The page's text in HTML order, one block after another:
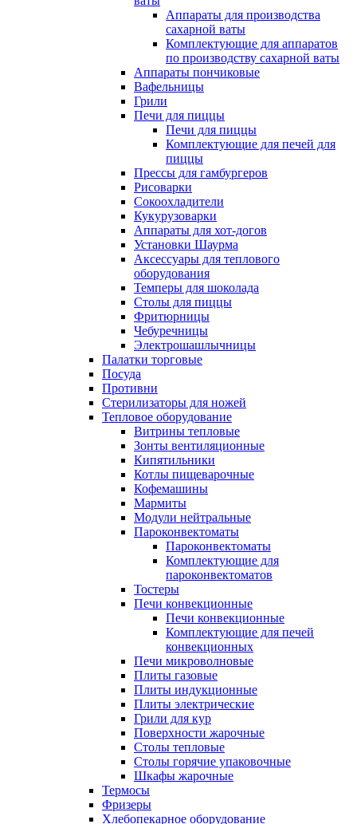
Аппараты для производства
сахарной ваты
Комплектующие для аппаратов
по производству сахарной ваты
Аппараты пончиковые
Вафельницы
Грили
Печи для пиццы
Печи для пиццы
Комплектующие для печей для
пиццы
Прессы для гамбургеров
Рисоварки
Сокоохладители
Кукурузоварки
Аппараты для хот-догов
Установки Шаурма
Аксессуары для теплового
оборудования
Темперы для шоколада
Столы для пиццы
Фритюрницы
Чебуречницы
Электрошашлычницы
Палатки торговые
Посуда
Противни
Стерилизаторы для ножей
Тепловое оборудование
Витрины тепловые
Зонты вентиляционные
Кипятильники
Котлы пищеварочные
Кофемашины
Мармиты
Модули нейтральные
Пароконвектоматы
Пароконвектоматы
Комплектующие для
пароконвектоматов
Тостеры
Печи конвекционные
Печи конвекционные
Комплектующие для печей
конвекционных
Печи микроволновые
Плиты газовые
Плиты индукционные
Плиты электрические
Грили для кур
Поверхности жарочные
Столы тепловые
Столы горячие упаковочные
Шкафы жарочные
Термосы
Фризеры
Хлебопекарное оборудование